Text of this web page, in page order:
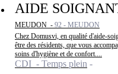
AIDE
MEUDON - 92 - MEUDON
Chez Domusvi, en qualité d'aide-
être des résidents, que vous
soins d'hygiène et de confort....
CDI - Temps plein